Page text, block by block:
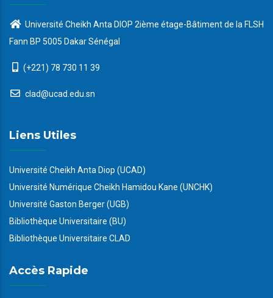
Université Cheikh Anta DIOP 2ième étage-Bâtiment de la FLSH
Fann BP 5005 Dakar Sénégal
(+221) 78 730 11 39
clad@ucad.edu.sn
Liens Utiles
Université Cheikh Anta Diop (UCAD)
Université Numérique Cheikh Hamidou Kane (UNCHK)
Université Gaston Berger (UGB)
Bibliothèque Universitaire (BU)
Bibliothèque Universitaire CLAD
Accès Rapide